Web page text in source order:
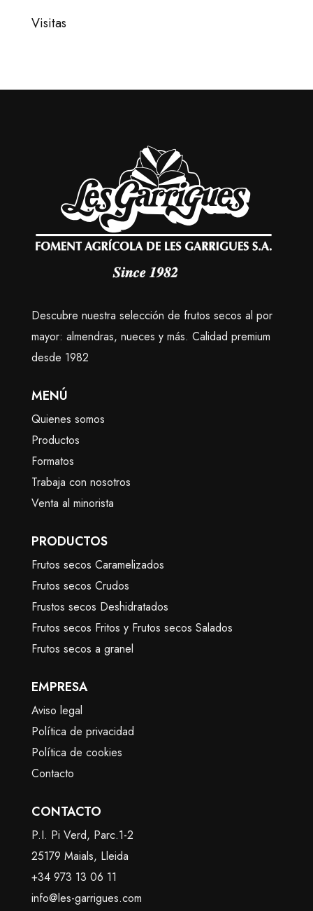
Visitas
Descubre nuestra selección de frutos secos al por
mayor: almendras, nueces y más. Calidad premium
desde 1982
MENÚ
Quienes somos
Productos
Formatos
Trabaja con nosotros
Venta al minorista
PRODUCTOS
Frutos secos Caramelizados
Frutos secos Crudos
Frustos secos Deshidratados
Frutos secos Fritos y Frutos secos Salados
Frutos secos a granel
EMPRESA
Aviso legal
Política de privacidad
Política de cookies
Contacto
CONTACTO
P.I. Pi Verd, Parc.1-2
25179 Maials, Lleida
+34 973 13 06 11
info@les-garrigues.com